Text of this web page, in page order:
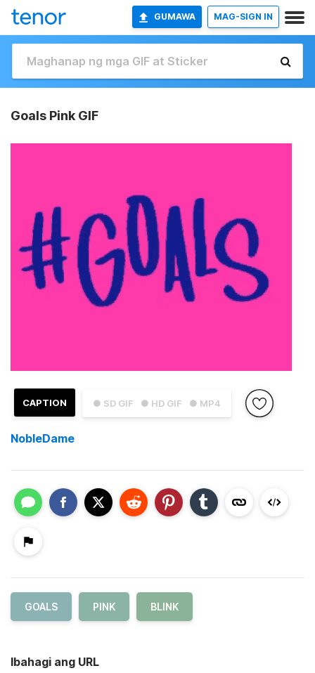
GUMAWA MAG-SIGN IN
Goals Pink GIF
● SD GIF ● HD GIF ● MP4
CAPTION
NobleDame
GOALS PINK BLINK
Ibahagi ang URL